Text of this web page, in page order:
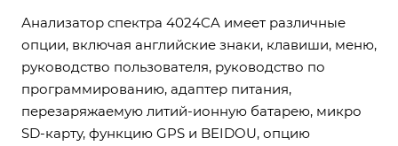
Анализатор спектра 4024CA имеет различные
опции, включая английские знаки, клавиши, меню,
руководство пользователя, руководство по
программированию, адаптер питания,
перезаряжаемую литий-ионную батарею, микро
SD-карту, функцию GPS и BEIDOU, опцию